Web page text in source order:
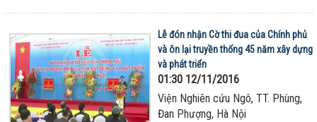
Lễ đón nhận Cờ thi đua của Chính phủ
và ôn lại truyền thống 45 năm xây dựng
và phát triển
01:30 12/11/2016
Viện Nghiên cứu Ngô, TT. Phùng,
Đan Phượng, Hà Nội